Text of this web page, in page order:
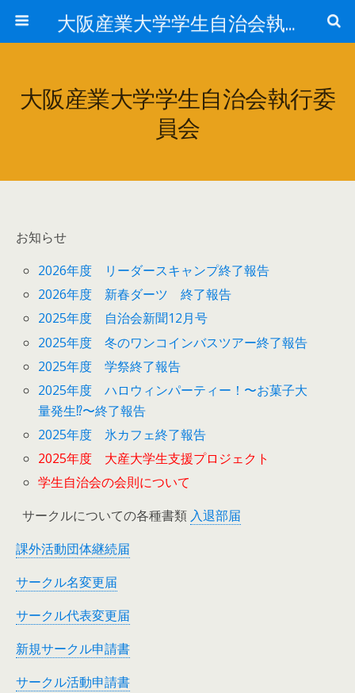
大阪産業大学学生自治会執行委員会
大阪産業大学学生自治会執行委
員会
お知らせ
2026年度 リーダースキャンプ終了報告
2026年度 新春ダーツ 終了報告
2025年度 自治会新聞12月号
2025年度 冬のワンコインバスツアー終了報告
2025年度 学祭終了報告
2025年度 ハロウィンパーティー！〜お菓子大
量発生⁉︎〜終了報告
2025年度 氷カフェ終了報告
2025年度 大産大学生支援プロジェクト
学生自治会の会則について
サークルについての各種書類 入退部届
課外活動団体継続届
サークル名変更届
サークル代表変更届
新規サークル申請書
サークル活動申請書